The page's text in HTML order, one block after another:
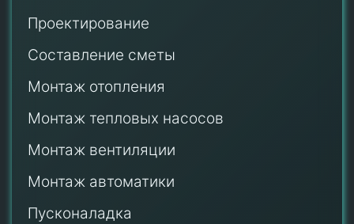
Проектирование
Составление сметы
Монтаж отопления
Монтаж тепловых насосов
Монтаж вентиляции
Монтаж автоматики
Пусконаладка